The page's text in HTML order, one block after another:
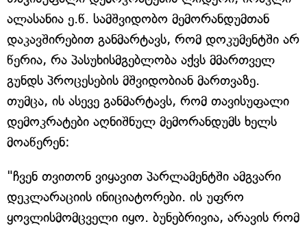
ალასანია ე.წ. სამშვიდობო მემორანდუმთან
დაკავშირებით განმარტავს, რომ დოკუმენტში არ
წერია, რა პასუხისმგებლობა აქვს მმართველ
გუნდს პროცესების მშვიდობიან მართვაზე.
თუმცა, ის ასევე განმარტავს, რომ თავისუფალი
დემოკრატები აღნიშნულ მემორანდუმს ხელს
მოაწერენ:
"ჩვენ თვითონ ვიყავით პარლამენტში ამგვარი
დეკლარაციის ინიციატორები. ის უფრო
ყოვლისმომცველი იყო. ბუნებრივია, არავის რომ